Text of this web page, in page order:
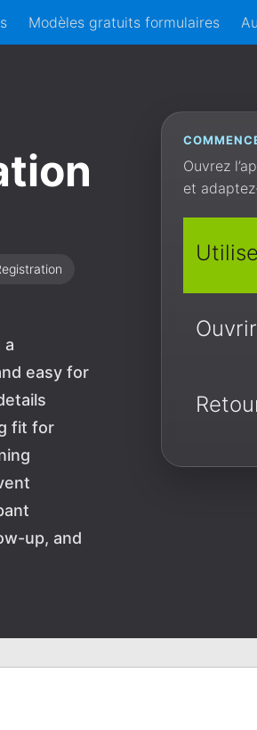
Modèles gratuits formulaires
a
easy for
fit for
up, and
Ouvrez
et